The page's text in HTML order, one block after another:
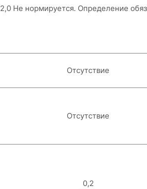
2,0 Не нормируется. Определение
Отсутствие
Отсутствие
0,2